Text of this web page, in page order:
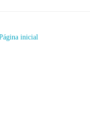
inicial